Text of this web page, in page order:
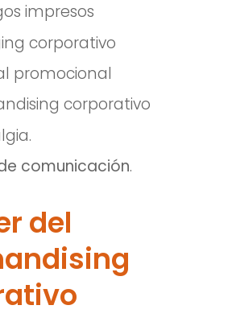
impresos
corporativo
promocional
corporativo
comunicación.
del